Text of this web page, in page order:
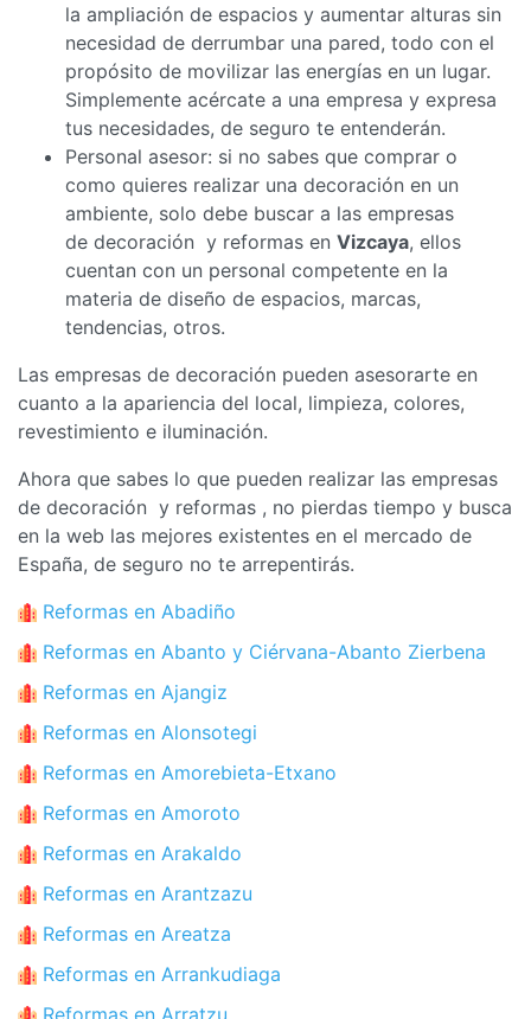
la ampliación de espacios y aumentar alturas sin
necesidad de derrumbar una pared, todo con el
propósito de movilizar las energías en un lugar.
Simplemente acércate a una empresa y expresa
tus necesidades, de seguro te entenderán.
Personal asesor: si no sabes que comprar o
como quieres realizar una decoración en un
ambiente, solo debe buscar a las empresas
de decoración y reformas en Vizcaya, ellos
cuentan con un personal competente en la
materia de diseño de espacios, marcas,
tendencias, otros.
Las empresas de decoración pueden asesorarte en
cuanto a la apariencia del local, limpieza, colores,
revestimiento e iluminación.
Ahora que sabes lo que pueden realizar las empresas
de decoración y reformas , no pierdas tiempo y busca
en la web las mejores existentes en el mercado de
España, de seguro no te arrepentirás.
Reformas en Abadiño
Reformas en Abanto y Ciérvana-Abanto Zierbena
Reformas en Ajangiz
Reformas en Alonsotegi
Reformas en Amorebieta-Etxano
Reformas en Amoroto
Reformas en Arakaldo
Reformas en Arantzazu
Reformas en Areatza
Reformas en Arrankudiaga
Reformas en Arratzu